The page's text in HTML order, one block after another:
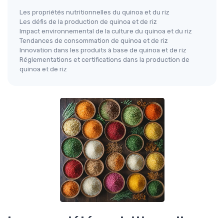
Les propriétés nutritionnelles du quinoa et du riz
Les défis de la production de quinoa et de riz
Impact environnemental de la culture du quinoa et du riz
Tendances de consommation de quinoa et de riz
Innovation dans les produits à base de quinoa et de riz
Réglementations et certifications dans la production de
quinoa et de riz